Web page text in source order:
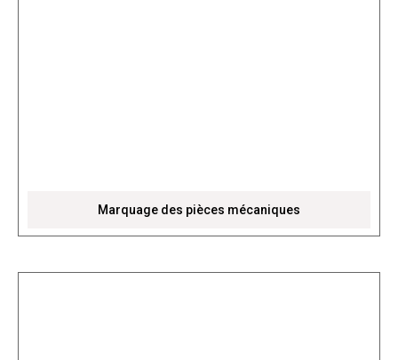
Marquage des pièces mécaniques